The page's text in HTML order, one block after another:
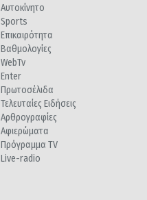
Αυτοκίνητο
Sports
Επικαιρότητα
Βαθμολογίες
WebTv
Enter
Πρωτοσέλιδα
Τελευταίες Ειδήσεις
Αρθρογραφίες
Αφιερώματα
Πρόγραμμα TV
Live-radio